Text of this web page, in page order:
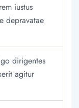
iustus
depravatae
dirigentes
agitur